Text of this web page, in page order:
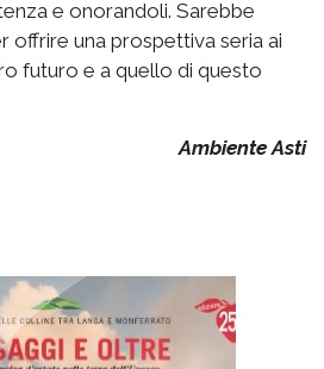
e onorandoli. Sarebbe
offrire una prospettiva seria ai
futuro e a quello di questo
Ambiente Asti